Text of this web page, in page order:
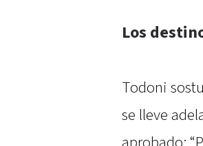
Los
Todoni
se lleve